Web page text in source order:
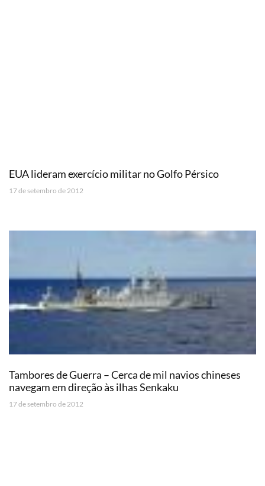
EUA lideram exercício militar no Golfo Pérsico
17 de setembro de 2012
Tambores de Guerra – Cerca de mil navios chineses
navegam em direção às ilhas Senkaku
17 de setembro de 2012